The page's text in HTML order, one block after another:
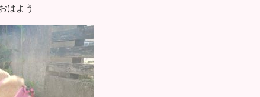
はよう